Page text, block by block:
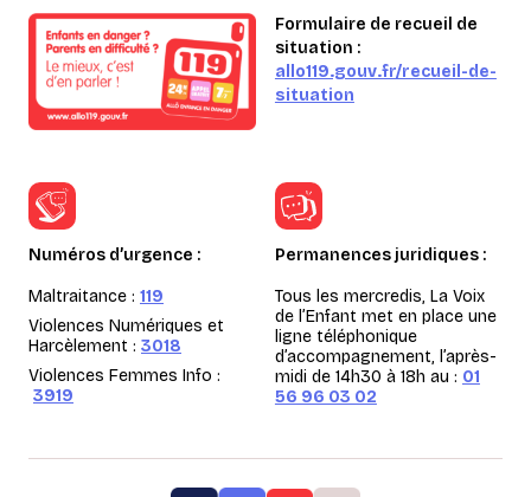
Formulaire de recueil de
situation :
allo119.gouv.fr/recueil-de-
situation
Numéros d’urgence :
Maltraitance : 119
Violences Numériques et
Harcèlement : 3018
Violences Femmes Info :
3919
Permanences juridiques :
Tous les mercredis, La Voix
de l’Enfant met en place une
ligne téléphonique
d’accompagnement, l’après-
midi de 14h30 à 18h au : 01
56 96 03 02